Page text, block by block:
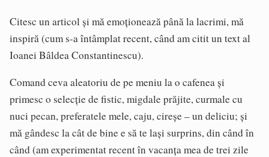
Citesc un articol și mă emoționează până la lacrimi, mă
inspiră (cum s-a întâmplat recent, când am citit un text al
Ioanei Bâldea Constantinescu).
Comand ceva aleatoriu de pe meniu la o cafenea și
primesc o selecție de fistic, migdale prăjite, curmale cu
nuci pecan, preferatele mele, caju, cireșe – un deliciu; și
mă gândesc la cât de bine e să te lași surprins, din când în
când (am experimentat recent în vacanța mea de trei zile